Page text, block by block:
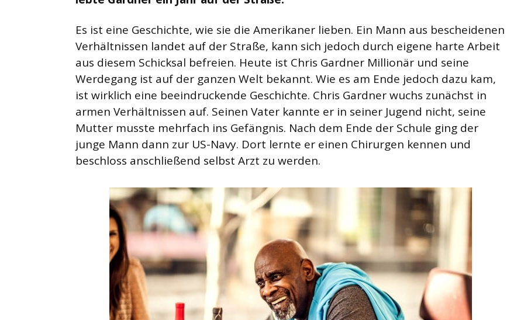
Es ist eine Geschichte, wie sie die Amerikaner lieben. Ein Mann aus bescheidenen
Verhältnissen landet auf der Straße, kann sich jedoch durch eigene harte Arbeit
aus diesem Schicksal befreien. Heute ist Chris Gardner Millionär und seine
Werdegang ist auf der ganzen Welt bekannt. Wie es am Ende jedoch dazu kam,
ist wirklich eine beeindruckende Geschichte. Chris Gardner wuchs zunächst in
armen Verhältnissen auf. Seinen Vater kannte er in seiner Jugend nicht, seine
Mutter musste mehrfach ins Gefängnis. Nach dem Ende der Schule ging der
junge Mann dann zur US-Navy. Dort lernte er einen Chirurgen kennen und
beschloss anschließend selbst Arzt zu werden.